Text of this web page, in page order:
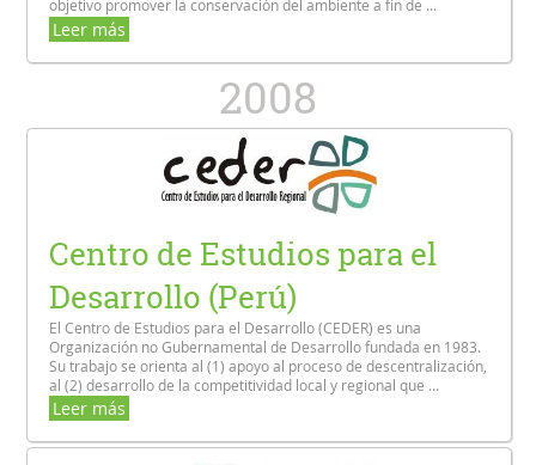
objetivo promover la conservación del ambiente a fin de ...
Leer más
2008
Centro de Estudios para el
Desarrollo (Perú)
El Centro de Estudios para el Desarrollo (CEDER) es una
Organización no Gubernamental de Desarrollo fundada en 1983.
Su trabajo se orienta al (1) apoyo al proceso de descentralización,
al (2) desarrollo de la competitividad local y regional que ...
Leer más